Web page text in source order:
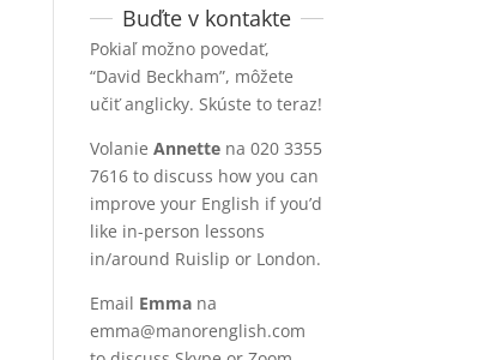
Buďte v kontakte
Pokiaľ možno povedať,
“David Beckham”, môžete
učiť anglicky. Skúste to teraz!
VolanieAnnette na 020 3355
7616to discuss how you can
improve your English if you’d
like in-person lessons
in/around Ruislip or London.
Email Emma na
emma@manorenglish.com